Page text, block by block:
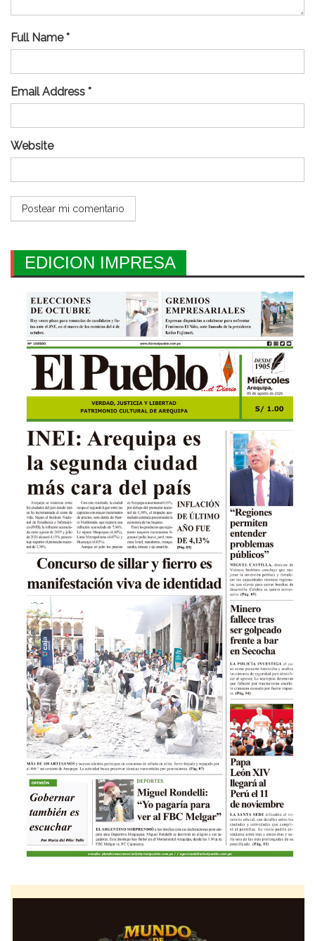
Full Name *
Email Address *
Website
EDICION IMPRESA